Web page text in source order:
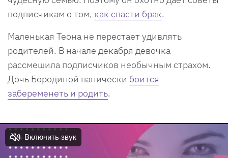
подписчикам о том, как спасти брак.
Маленькая Теона не перестает удивлять
родителей. В начале декабря девочка
рассмешила подписчиков необычным страхом.
Дочь Бородиной панически боится
забеременеть и родить.